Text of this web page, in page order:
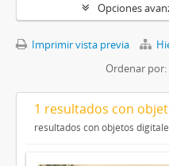
Opciones
Imprimir vista previa
Ordenar por:
1 resultados con
resultados con objetos